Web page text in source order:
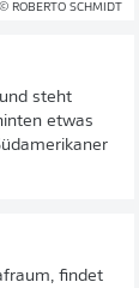
© ROBERTO SCHMIDT
steht
etwas
findet